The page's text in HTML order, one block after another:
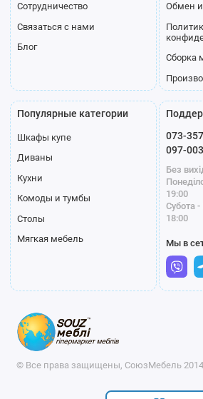
Сотрудничество
Связаться с нами
Блог
Обмен и
Сборка
Популярные категории
Шкафы купе
Диваны
Кухни
Комоды и тумбы
Столы
Мягкая мебель
073-
097-
Без
19:00
Субота -
18:00
Мы в
© Все права защищены, СоюзМебель 2014